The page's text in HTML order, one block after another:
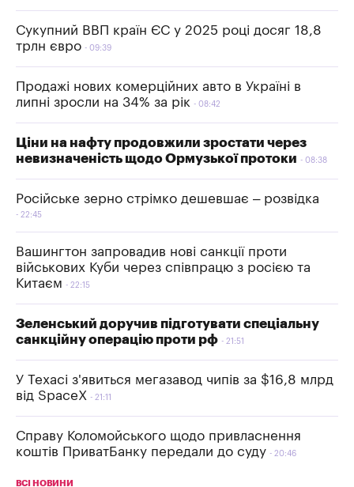
Сукупний ВВП країн ЄС у 2025 році досяг 18,8
трлн євро
09:39
Продажі нових комерційних авто в Україні в
липні зросли на 34% за рік
08:42
Ціни на нафту продовжили зростати через
невизначеність щодо Ормузької протоки
08:38
Російське зерно стрімко дешевшає – розвідка
22:45
Вашингтон запровадив нові санкції проти
військових Куби через співпрацю з росією та
Китаєм
22:15
Зеленський доручив підготувати спеціальну
санкційну операцію проти рф
21:51
У Техасі з'явиться мегазавод чипів за $16,8 млрд
від SpaceX
21:11
Справу Коломойського щодо привласнення
коштів ПриватБанку передали до суду
20:46
ВСІ НОВИНИ